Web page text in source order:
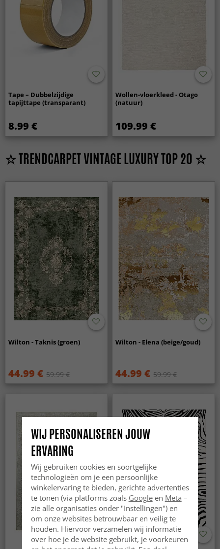
Tape – Dubbelzijdige
tapijttape (transparant)
8.99 €
Wollen-vloerkleed - Otago
(natuur)
109.99 €
☆ TRENDCARPET VINTAGE LUXURY TOP 20 ☆
Wilton - Taknis (groen)
44.99 € 59.99 €
Wilton - Elena (beige/goud)
44.99 € 59.99 €
WIJ PERSONALISEREN JOUW
ERVARING
Wij gebruiken cookies en soortgelijke
technologieën om je een persoonlijke
winkelervaring te bieden, gerichte advertenties
te tonen (via platforms zoals Googleen Meta –
zie alle organisaties onder "Instellingen") en
om onze websites betrouwbaar en veilig te
houden. Hiervoor verzamelen wij informatie
over hoe je de website gebruikt, je voorkeuren